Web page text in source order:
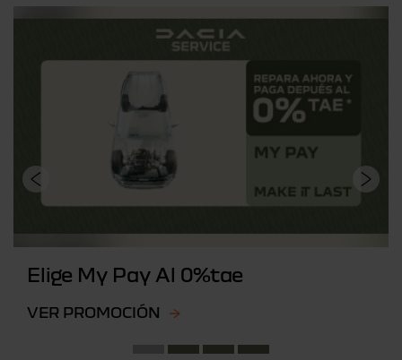
Elige My Pay Al 0%tae
VER PROMOCIÓN